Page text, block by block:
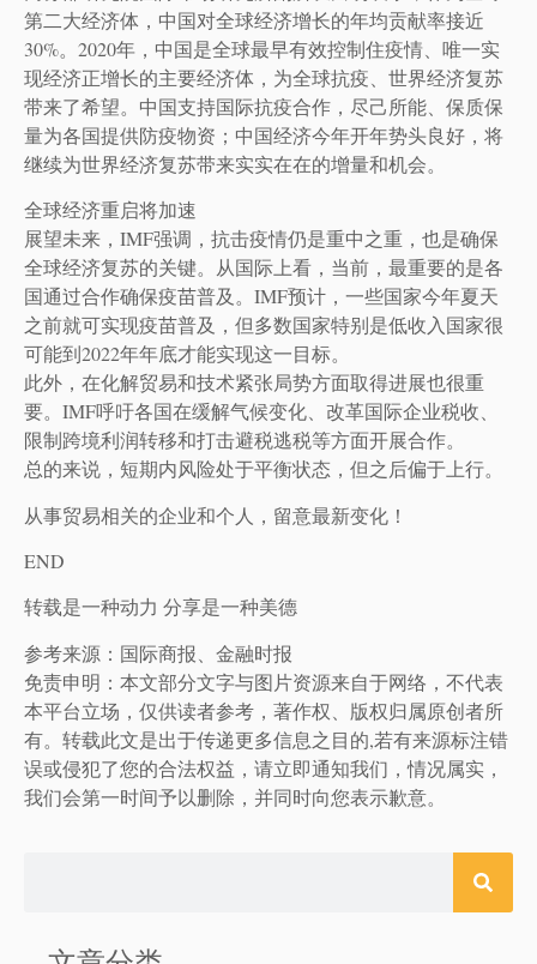
第二大经济体，中国对全球经济增长的年均贡献率接近
30%。2020年，中国是全球最早有效控制住疫情、唯一实
现经济正增长的主要经济体，为全球抗疫、世界经济复苏
带来了希望。中国支持国际抗疫合作，尽己所能、保质保
量为各国提供防疫物资；中国经济今年开年势头良好，将
继续为世界经济复苏带来实实在在的增量和机会。
全球经济重启将加速
展望未来，IMF强调，抗击疫情仍是重中之重，也是确保
全球经济复苏的关键。从国际上看，当前，最重要的是各
国通过合作确保疫苗普及。IMF预计，一些国家今年夏天
之前就可实现疫苗普及，但多数国家特别是低收入国家很
可能到2022年年底才能实现这一目标。
此外，在化解贸易和技术紧张局势方面取得进展也很重
要。IMF呼吁各国在缓解气候变化、改革国际企业税收、
限制跨境利润转移和打击避税逃税等方面开展合作。
总的来说，短期内风险处于平衡状态，但之后偏于上行。
从事贸易相关的企业和个人，留意最新变化！
END
转载是一种动力 分享是一种美德
参考来源：国际商报、金融时报
免责申明：本文部分文字与图片资源来自于网络，不代表
本平台立场，仅供读者参考，著作权、版权归属原创者所
有。转载此文是出于传递更多信息之目的,若有来源标注错
误或侵犯了您的合法权益，请立即通知我们，情况属实，
我们会第一时间予以删除，并同时向您表示歉意。